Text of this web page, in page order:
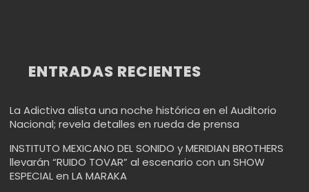
ENTRADAS RECIENTES
La Adictiva alista una noche histórica en el Auditorio
Nacional; revela detalles en rueda de prensa
INSTITUTO MEXICANO DEL SONIDO y MERIDIAN BROTHERS
llevarán “RUIDO TOVAR” al escenario con un SHOW
ESPECIAL en LA MARAKA